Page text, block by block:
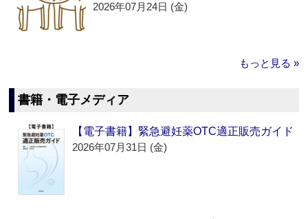
2026年07月24日 (金)
もっと見る »
書籍・電子メディア
【電子書籍】緊急避妊薬OTC適正販売ガイド
2026年07月31日 (金)